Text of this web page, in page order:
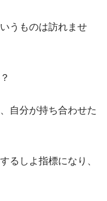
うものは訪れませ
自分が持ち合わせた
るしよ指標になり、